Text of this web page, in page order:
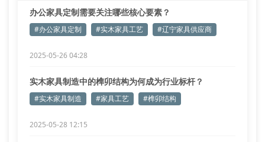
办公家具定制需要关注哪些核心要素？
#办公家具定制 #实木家具工艺 #辽宁家具供应商
2025-05-26 04:28
实木家具制造中的榫卯结构为何成为行业标杆？
#实木家具制造 #家具工艺 #榫卯结构
2025-05-28 12:15